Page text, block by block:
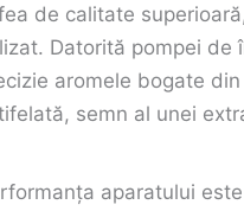
de calitate
Datorită pompei de
aromele bogate
semn al unei
aparatului